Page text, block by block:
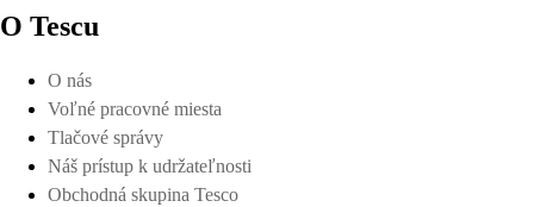
O Tescu
O nás
Voľné pracovné miesta
Tlačové správy
Náš prístup k udržateľnosti
Obchodná skupina Tesco